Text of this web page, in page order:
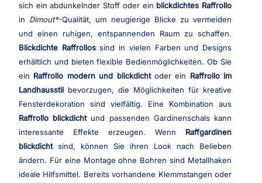
sich ein abdunkelnder Stoff oder ein blickdichtes Raffrollo
in Dimout -Qualität, um neugierige Blicke zu vermeiden
und einen ruhigen, entspannenden Raum zu schaffen.
Blickdichte Raffrollossind in vielen Farben und Designs
erhältlich und bieten flexible Bedienmöglichkeiten. Ob Sie
ein Raffrollo modern und blickdichtoder ein Raffrollo im
Landhausstil bevorzugen, die Möglichkeiten für kreative
Fensterdekoration sind vielfältig. Eine Kombination aus
Raffrollo blickdichtund passenden Gardinenschals kann
interessante Effekte erzeugen. Wenn Raffgardinen
blickdichtsind, können Sie ihren Look nach Belieben
ändern. Für eine Montage ohne Bohren sind Metallhaken
ideale Hilfsmittel. Bereits vorhandene Klemmstangen oder